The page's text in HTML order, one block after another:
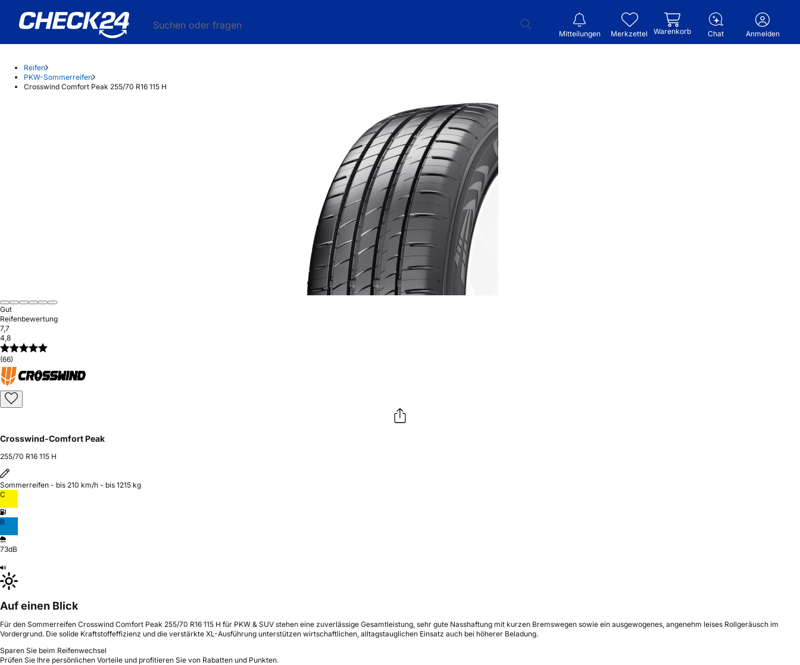
Suchen oder fragen
Mitteilungen Merkzettel Warenkorb Chat Anmelden
Reifen
PKW-Sommerreifen
Crosswind Comfort Peak 255/70 R16 115 H
Gut
Reifenbewertung
7,7
4,8
(66)
Crosswind-Comfort Peak
255/70 R16 115 H
Sommerreifen - bis 210 km/h - bis 1215 kg
C
B
73dB
Auf einen Blick
Für den Sommerreifen Crosswind Comfort Peak 255/70 R16 115 H für PKW & SUV stehen eine zuverlässige Gesamtleistung, sehr gute Nasshaftung mit kurzen Bremswegen sowie ein ausgewogenes, angenehm leises Rollgeräusch im
Vordergrund. Die solide Kraftstoffeffizienz und die verstärkte XL-Ausführung unterstützen wirtschaftlichen, alltagstauglichen Einsatz auch bei höherer Beladung.
Sparen Sie beim Reifenwechsel
Prüfen Sie Ihre persönlichen Vorteile und profitieren Sie von Rabatten und Punkten.